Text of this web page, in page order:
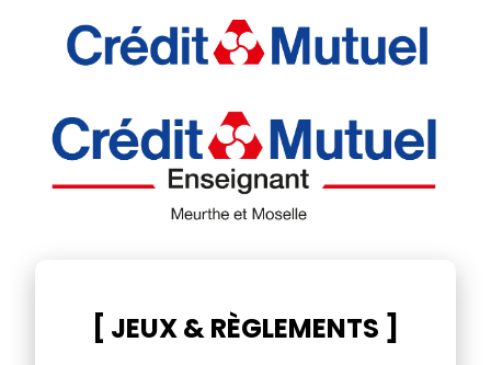
[ JEUX & RÈGLEMENTS ]